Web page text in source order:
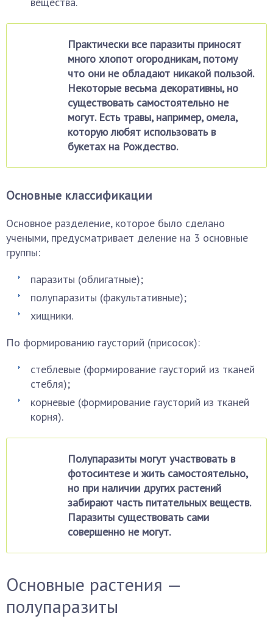
Практически все паразиты приносят
много хлопот огородникам, потому
что они не обладают никакой пользой.
Некоторые весьма декоративны, но
существовать самостоятельно не
могут. Есть травы, например, омела,
которую любят использовать в
букетах на Рождество.
Основные классификации
Основное разделение, которое было сделано
учеными, предусматривает деление на 3 основные
группы:
паразиты (облигатные);
полупаразиты (факультативные);
хищники.
По формированию гаусторий (присосок):
стеблевые (формирование гаусторий из тканей
стебля);
корневые (формирование гаусторий из тканей
корня).
Полупаразиты могут участвовать в
фотосинтезе и жить самостоятельно,
но при наличии других растений
забирают часть питательных веществ.
Паразиты существовать сами
совершенно не могут.
Основные растения —
полупаразиты